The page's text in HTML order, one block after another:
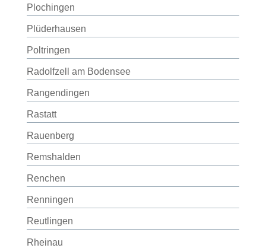
Plochingen
Plüderhausen
Poltringen
Radolfzell am Bodensee
Rangendingen
Rastatt
Rauenberg
Remshalden
Renchen
Renningen
Reutlingen
Rheinau